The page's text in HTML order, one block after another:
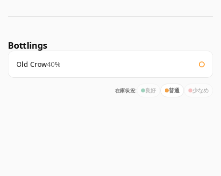
Bottlings
Old Crow40%
在庫状況: 良好 普通 少なめ